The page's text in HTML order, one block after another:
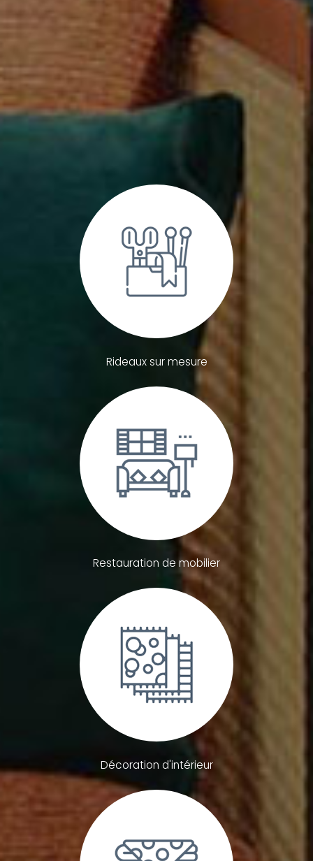
Rideaux sur mesure
Restauration de mobilier
Décoration d'intérieur